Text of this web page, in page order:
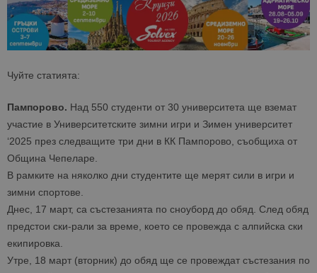
Чуйте статията:
Пампорово. Над 550 студенти от 30 университета ще вземат
участие в Университетските зимни игри и Зимен университет
‘2025 през следващите три дни в КК Пампорово, съобщиха от
Община Чепеларе.
В рамките на няколко дни студентите ще мерят сили в игри и
зимни спортове.
Днес, 17 март, са състезанията по сноуборд до обяд. След обяд
предстои ски-рали за време, което се провежда с алпийска ски
екипировка.
Утре, 18 март (вторник) до обяд ще се провеждат състезания по